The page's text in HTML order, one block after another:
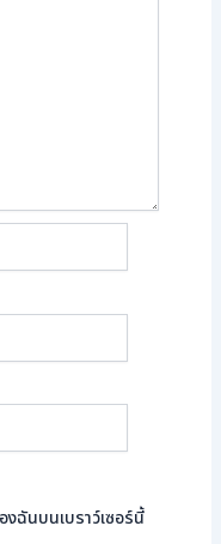
ฉันบนเบราว์เซอร์นี้